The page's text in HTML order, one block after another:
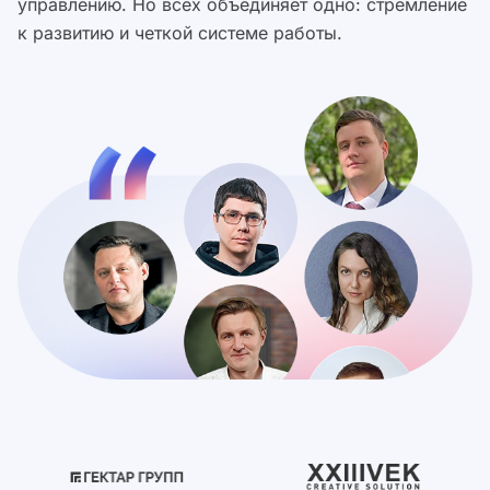
управлению. Но всех объединяет одно: стремление
к развитию и четкой системе работы.